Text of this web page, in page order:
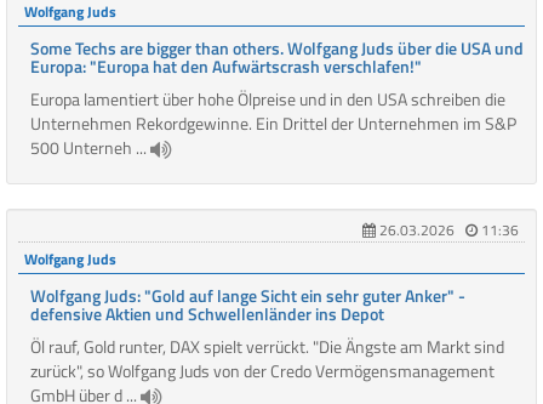
Wolfgang Juds
Some Techs are bigger than others. Wolfgang Juds über die USA und
Europa: "Europa hat den Aufwärtscrash verschlafen!"
Europa lamentiert über hohe Ölpreise und in den USA schreiben die
Unternehmen Rekordgewinne. Ein Drittel der Unternehmen im S&P
500 Unterneh ...
26.03.2026
11:36
Wolfgang Juds
Wolfgang Juds: "Gold auf lange Sicht ein sehr guter Anker" -
defensive Aktien und Schwellenländer ins Depot
Öl rauf, Gold runter, DAX spielt verrückt. "Die Ängste am Markt sind
zurück", so Wolfgang Juds von der Credo Vermögensmanagement
GmbH über d ...